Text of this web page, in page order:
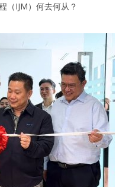
（IJM）何去何从？